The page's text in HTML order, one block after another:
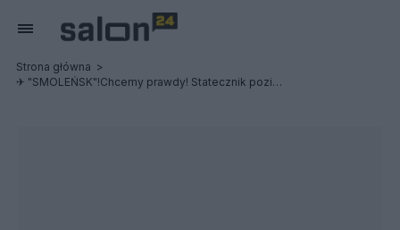
Strona główna
✈ "SMOLEŃSK"!Chcemy prawdy! Statecznik poziomy przyczyną śmierci delegacji?